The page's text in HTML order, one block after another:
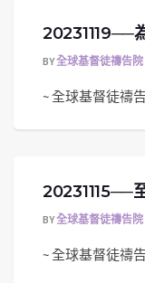
20231119──
BY全球基督徒禱告院
~ 全球基督徒禱
20231115──
BY全球基督徒禱告院
~ 全球基督徒禱